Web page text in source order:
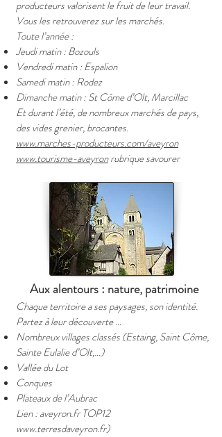
producteurs valorisent le fruit de leur travail.
Vous les retrouverez sur les marchés.
Toute l’année :
Jeudi matin : Bozouls
Vendredi matin : Espalion
Samedi matin : Rodez
Dimanche matin : St Côme d’Olt, Marcillac
Et durant l’été, de nombreux marchés de pays,
des vides grenier, brocantes.
www.marches-producteurs.com/aveyron
www.tourisme-aveyronrubrique savourer
Aux alentours : nature, patrimoine
Chaque territoire a ses paysages, son identité.
Partez à leur découverte …
Nombreux villages classés (Estaing, Saint Côme,
Sainte Eulalie d’Olt,…)
Vallée du Lot
Conques
Plateaux de l’Aubrac
Lien : aveyron.fr TOP12
www.terresdaveyron.fr)